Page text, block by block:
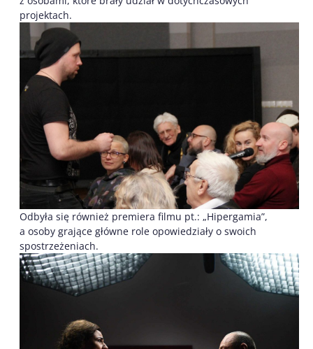
projektach.
Odbyła się również premiera filmu pt.: „Hipergamia”,
a osoby grające główne role opowiedziały o swoich
spostrzeżeniach.